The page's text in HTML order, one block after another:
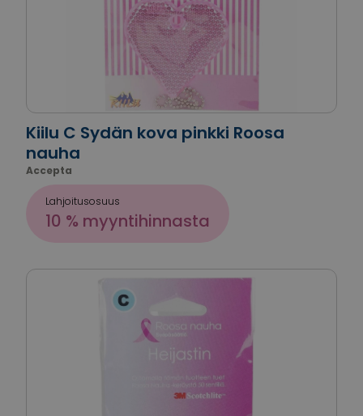
Kiilu C Sydän kova pinkki Roosa
nauha
Accepta
Lahjoitusosuus
10 % myyntihinnasta